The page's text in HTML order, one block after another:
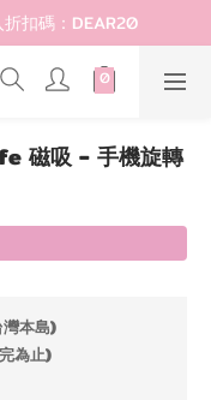
扣碼：DEAR20
扣碼：DEAR20
客領卷去~
磁吸 - 手機旋轉
本島)
為止)